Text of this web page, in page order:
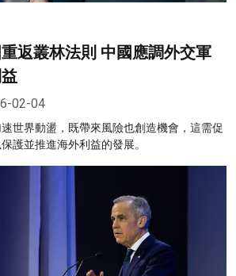
返叢林法則 中國應調外交軍
02-04
世界動盪，既帶來風險也創造機會，這需促
護並推進海外利益的發展。